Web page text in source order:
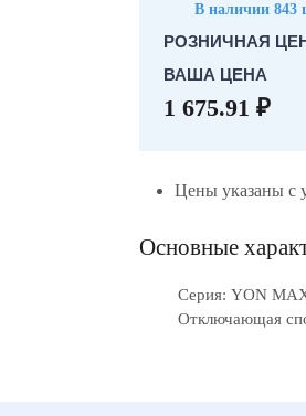
В наличии 843
РОЗНИЧНАЯ
ВАША ЦЕНА
1 675.91 ₽
Цены указаны с
Основные
Серия: YON
Отключающая